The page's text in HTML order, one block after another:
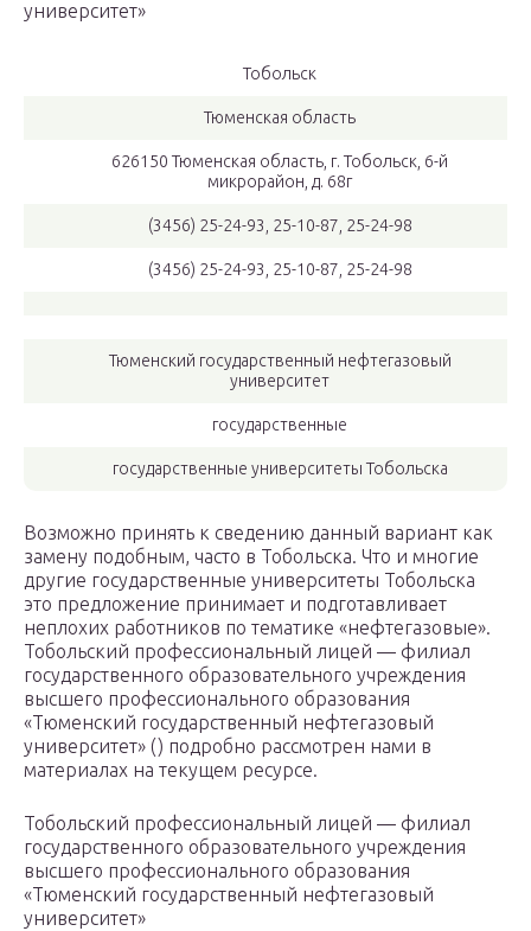
университет»
Тобольск
Тюменская область
626150 Тюменская область, г. Тобольск, 6-й
микрорайон, д. 68г
(3456) 25-24-93, 25-10-87, 25-24-98
(3456) 25-24-93, 25-10-87, 25-24-98
Тюменский государственный нефтегазовый
университет
государственные
государственные университеты Тобольска
Возможно принять к сведению данный вариант как
замену подобным, часто в Тобольска. Что и многие
другие государственные университеты Тобольска
это предложение принимает и подготавливает
неплохих работников по тематике «нефтегазовые».
Тобольский профессиональный лицей — филиал
государственного образовательного учреждения
высшего профессионального образования
«Тюменский государственный нефтегазовый
университет» () подробно рассмотрен нами в
материалах на текущем ресурсе.
Тобольский профессиональный лицей — филиал
государственного образовательного учреждения
высшего профессионального образования
«Тюменский государственный нефтегазовый
университет»